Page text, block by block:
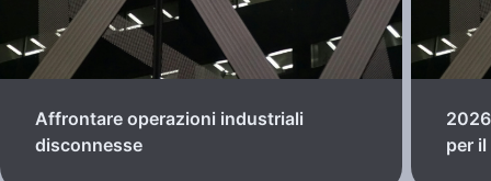
Affrontare operazioni industriali
disconnesse
per